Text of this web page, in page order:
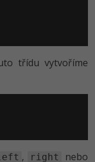
třídu vytvoříme
, right nebo